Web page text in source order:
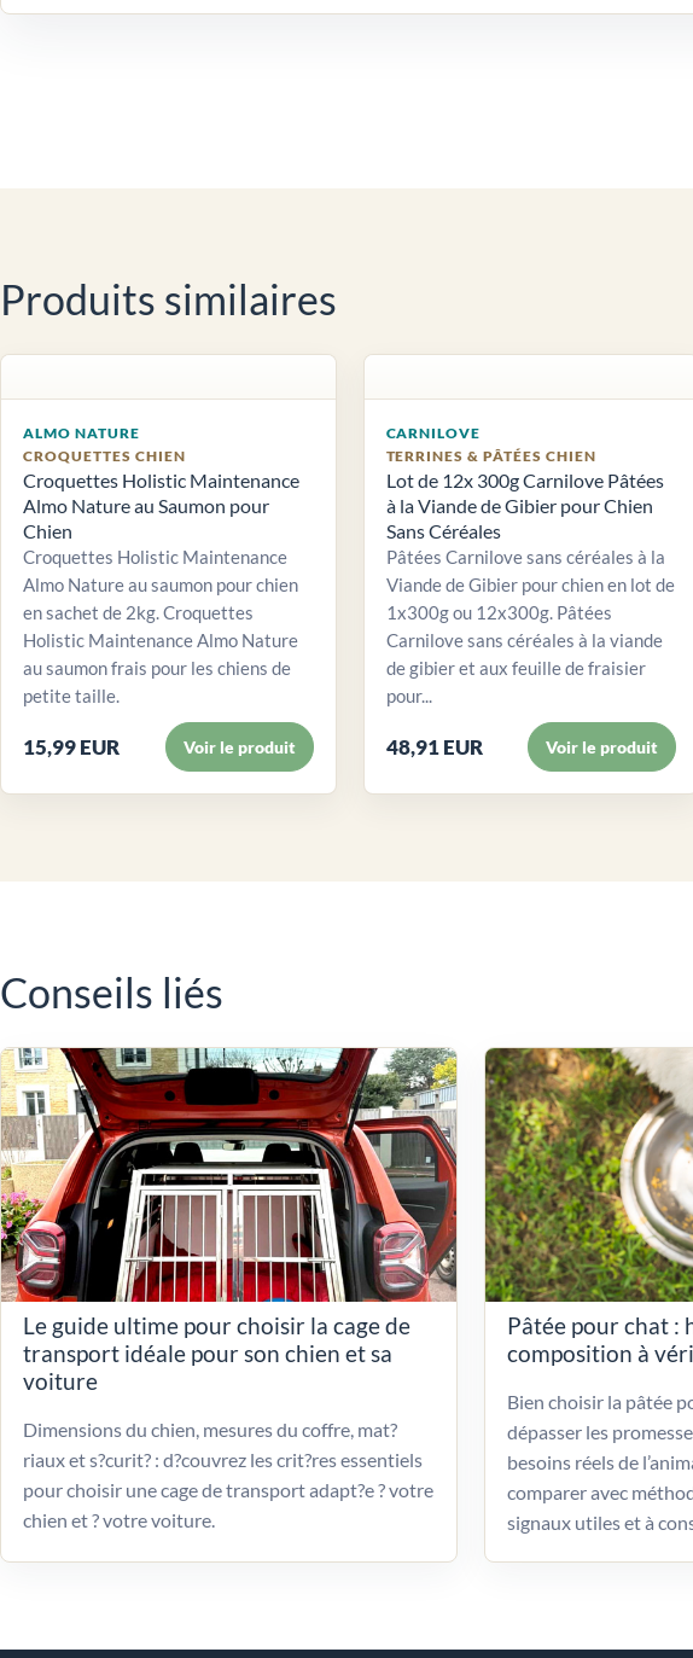
Produits similaires
ALMO NATURE
CROQUETTES CHIEN
Croquettes Holistic Maintenance
Almo Nature au Saumon pour
Chien
Croquettes Holistic Maintenance
Almo Nature au saumon pour chien
en sachet de 2kg. Croquettes
Holistic Maintenance Almo Nature
au saumon frais pour les chiens de
petite taille.
15,99 EUR Voir le produit
CARNILOVE
TERRINES & PÂTÉES CHIEN
Lot de 12x 300g Carnilove Pâtées
à la Viande de Gibier pour Chien
Sans Céréales
Pâtées Carnilove sans céréales à la
Viande de Gibier pour chien en lot de
1x300g ou 12x300g. Pâtées
Carnilove sans céréales à la viande
de gibier et aux feuille de fraisier
pour...
48,91 EUR Voir le produit
Conseils liés
Le guide ultime pour choisir la cage de
transport idéale pour son chien et sa
voiture
Dimensions du chien, mesures du coffre, mat?
riaux et s?curit? : d?couvrez les crit?res essentiels
pour choisir une cage de transport adapt?e ? votre
chien et ? votre voiture.
Pâtée pour chat
composition à
Bien choisir la pâtée
dépasser les
besoins réels de
comparer avec
signaux utiles et à